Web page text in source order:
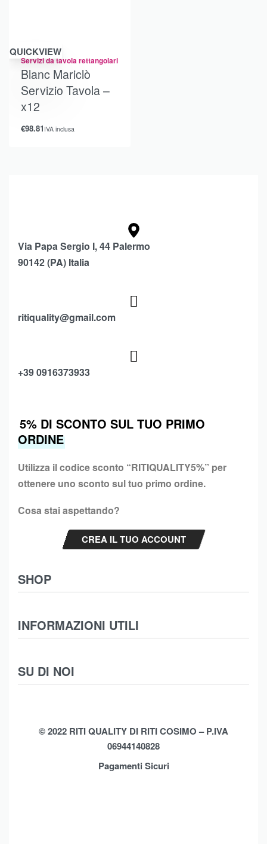
QUICKVIEW
Servizi da tavola rettangolari
Blanc Mariclò
Servizio Tavola –
x12
€98.81 IVA inclusa
Via Papa Sergio I, 44 Palermo
90142 (PA) Italia
ritiquality@gmail.com
+39 0916373933
SHOP
Abbigliamento
Intimo
Moda Mare
SU DI NOI
Shop
INFORMAZIONI UTILI
Termini e Condizioni
Spedizioni
Privacy Policy
5% DI SCONTO SUL TUO PRIMO
ORDINE
Utilizza il codice sconto “RITIQUALITY5%” per
ottenere uno sconto sul tuo primo ordine.
Cosa stai aspettando?
CREA IL TUO ACCOUNT
© 2022 RITI QUALITY DI RITI COSIMO – P.IVA
06944140828
Pagamenti Sicuri